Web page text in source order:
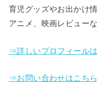
育児グッズやお出かけ
アニメ、映画レビュー
⇒詳しいプロフィール
⇒お問い合わせはこちら